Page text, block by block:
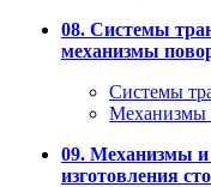
08. Системы
механизмы
Системы
Механизмы
09. Механизмы
изготовления